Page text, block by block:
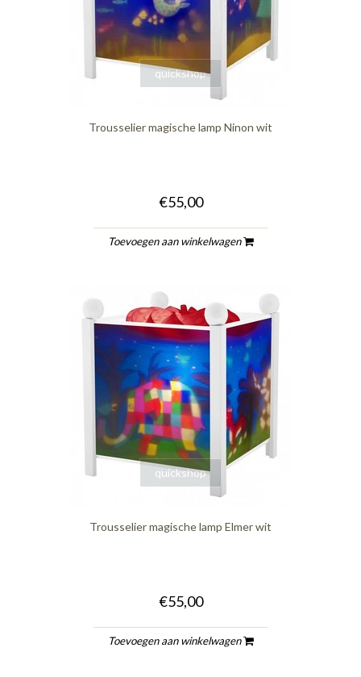
quickshop
Trousselier magische lamp Ninon wit
€55,00
Toevoegen aan winkelwagen
quickshop
Trousselier magische lamp Elmer wit
€55,00
Toevoegen aan winkelwagen